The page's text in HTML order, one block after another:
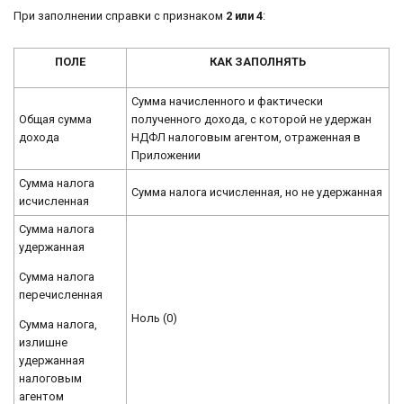
При заполнении справки с признаком 2 или 4:
ПОЛЕ КАК ЗАПОЛНЯТЬ
Общая сумма
дохода
Сумма начисленного и фактически
полученного дохода, с которой не удержан
НДФЛ налоговым агентом, отраженная в
Приложении
Сумма налога
исчисленная
Сумма налога исчисленная, но не удержанная
Сумма налога
удержанная
Сумма налога
перечисленная
Сумма налога,
излишне
удержанная
налоговым
агентом
Ноль (0)